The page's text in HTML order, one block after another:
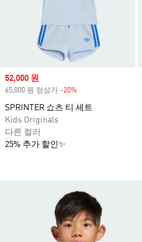
Sale price
52,000 원
65,000 원 정상가 -20%
SPRINTER 쇼츠 티 세트
Kids Originals
다른 컬러
25% 추가 할인✨